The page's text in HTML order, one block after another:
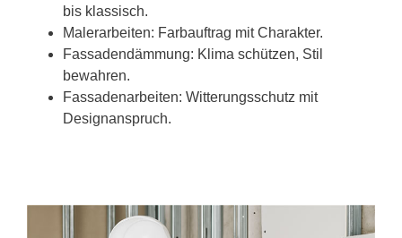
bis klassisch.
Malerarbeiten: Farbauftrag mit Charakter.
Fassadendämmung: Klima schützen, Stil
bewahren.
Fassadenarbeiten: Witterungsschutz mit
Designanspruch.